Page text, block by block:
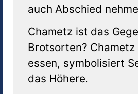
auch Abschied
Chametz ist das
Brotsorten?
essen, symbolisiert
das Höhere.